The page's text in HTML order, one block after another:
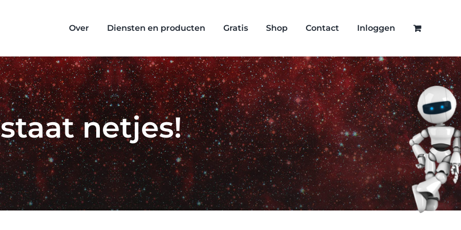
Over Diensten en producten Gratis Shop Contact Inloggen
netjes!